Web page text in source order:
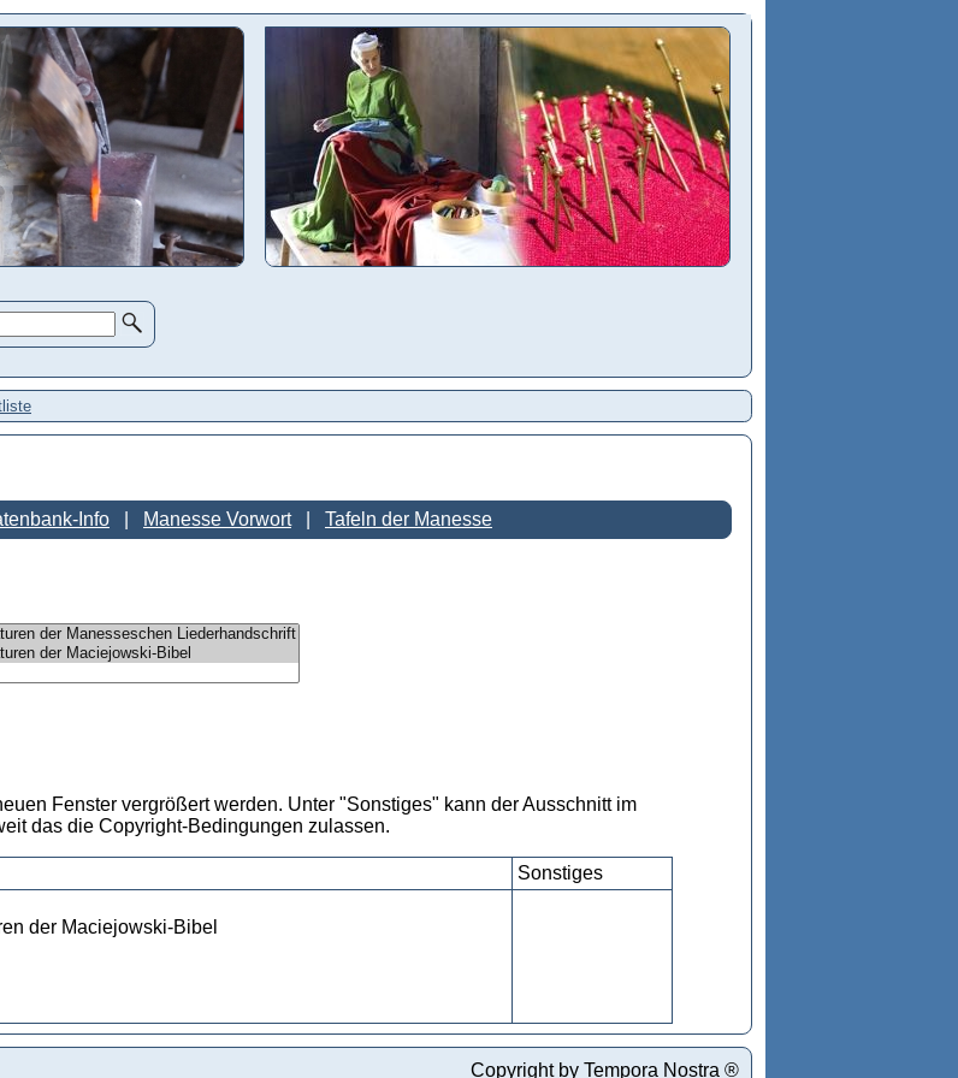
Info Manesse Vorwort Tafeln der Manesse
Fenster vergrößert werden. Unter "Sonstiges" kann der Ausschnitt im
das die Copyright-Bedingungen zulassen.
Sonstiges
der Maciejowski-Bibel
Copyright by Tempora Nostra ®